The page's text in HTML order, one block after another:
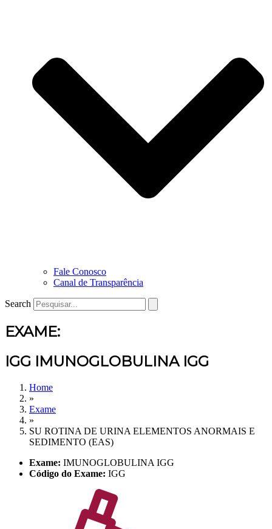
Fale Conosco
Canal de Transparência
Search
EXAME:
IGG IMUNOGLOBULINA IGG
Home
»
Exame
»
SU ROTINA DE URINA ELEMENTOS ANORMAIS E
SEDIMENTO (EAS)
Exame: IMUNOGLOBULINA IGG
Código do Exame: IGG